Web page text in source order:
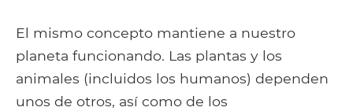
El mismo concepto mantiene a nuestro
planeta funcionando. Las plantas y los
animales (incluidos los humanos) dependen
unos de otros, así como de los